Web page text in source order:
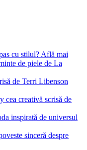
cu stilul? Află mai
de piele de La
de Terri Libenson
cea creativă scrisă de
inspirată de universul
sinceră despre